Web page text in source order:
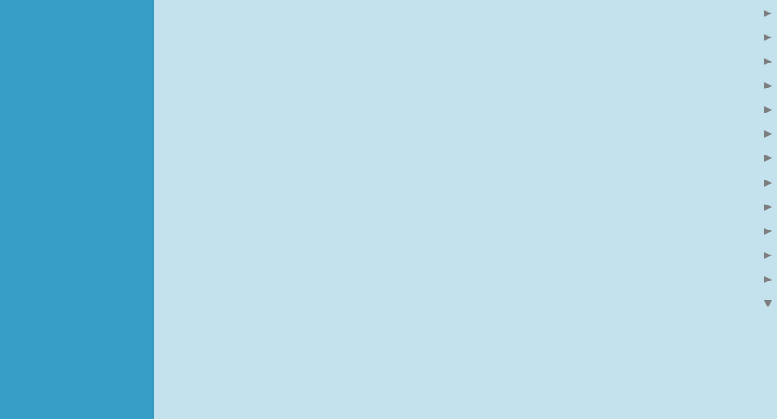
►
►
►
►
►
►
►
►
►
►
►
►
▼